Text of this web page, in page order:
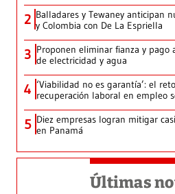
2 Balladares y Tewaney anticipan
y Colombia con De La Espriella
3 Proponen eliminar fianza y
de electricidad y agua
4 ‘Viabilidad no es garantía’: el
recuperación laboral en empleo
5 Diez empresas logran mitigar
en Panamá
Últimas